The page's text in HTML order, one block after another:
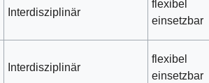
Interdisziplinär
flexibel
einsetzbar
Interdisziplinär
flexibel
einsetzbar